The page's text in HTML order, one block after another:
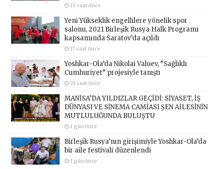
15 saat önce
Yeni Yükseklik engellilere yönelik spor
salonu, 2021 Birleşik Rusya Halk Programı
kapsamında Saratov’da açıldı
17 saat önce
Yoshkar-Ola’da Nikolai Valuev, “Sağlıklı
Cumhuriyet” projesiyle tanıştı
21 saat önce
MANİSA’DA YILDIZLAR GEÇİDİ: SİYASET, İŞ
DÜNYASI VE SİNEMA CAMİASI ŞEN AİLESİNİN
MUTLULUĞUNDA BULUŞTU
1 gün önce
Birleşik Rusya’nın girişimiyle Yoshkar-Ola’da
bir aile festivali düzenlendi
1 gün önce